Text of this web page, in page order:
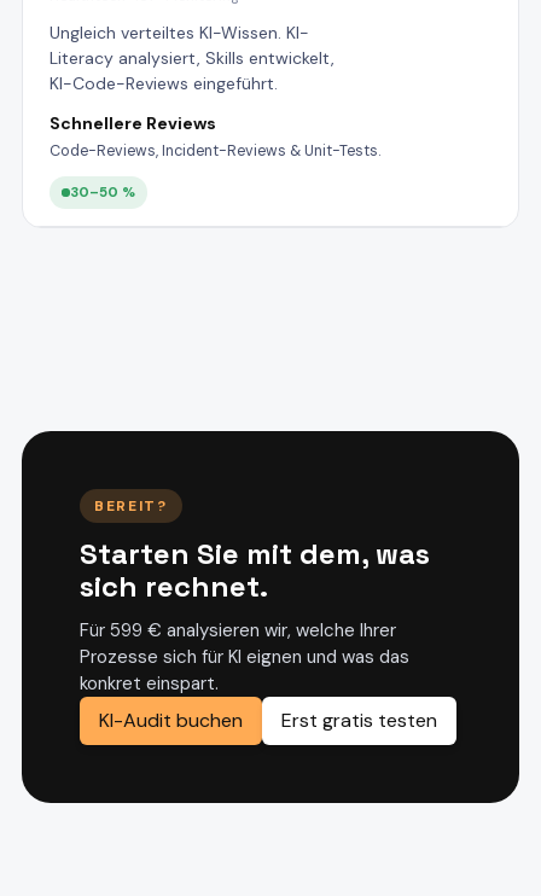
Ungleich verteiltes KI-Wissen. KI-
Literacy analysiert, Skills entwickelt,
KI-Code-Reviews eingeführt.
Schnellere Reviews
Code-Reviews, Incident-Reviews & Unit-Tests.
30–50 %
BEREIT?
Starten Sie mit dem, was
sich rechnet.
Für 599 € analysieren wir, welche Ihrer
Prozesse sich für KI eignen und was das
konkret einspart.
KI-Audit buchen Erst gratis testen